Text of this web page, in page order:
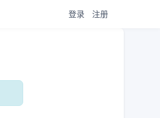
登录 注册